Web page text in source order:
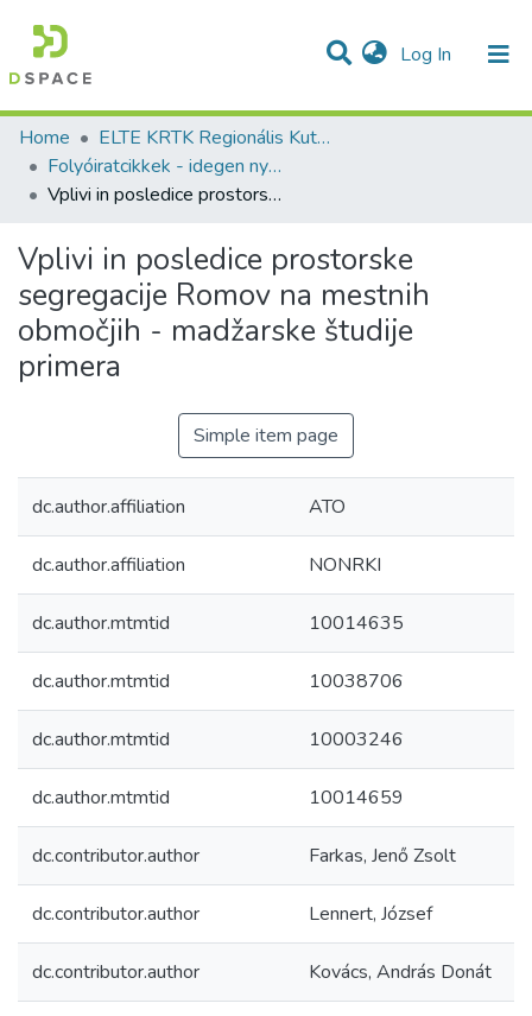
Log In (current)
Communities & Collections
Statistics
All of DSpace
Home
ELTE KRTK Regionális Kutatások Intézete
Folyóiratcikkek - idegen nyelvű (RKI)
Vplivi in posledice prostorske segregacije Romov na mestnih območjih - madžarske študije primera
Vplivi in posledice prostorske
segregacije Romov na mestnih
območjih - madžarske študije
primera
Simple item page
dc.author.affiliation ATO
dc.author.affiliation NONRKI
dc.author.mtmtid 10014635
dc.author.mtmtid 10038706
dc.author.mtmtid 10003246
dc.author.mtmtid 10014659
dc.contributor.author Farkas, Jenő Zsolt
dc.contributor.author Lennert, József
dc.contributor.author Kovács, András Donát